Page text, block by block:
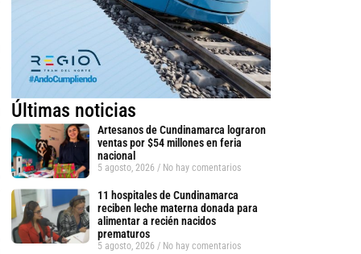
Últimas noticias
Artesanos de Cundinamarca lograron
ventas por $54 millones en feria
nacional
5 agosto, 2026 No hay comentarios
11 hospitales de Cundinamarca
reciben leche materna donada para
alimentar a recién nacidos
prematuros
5 agosto, 2026 No hay comentarios